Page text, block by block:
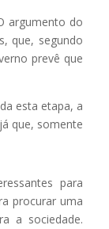
argumento do
que, segundo
prevê que
esta etapa, a
que, somente
para
procurar uma
a sociedade.